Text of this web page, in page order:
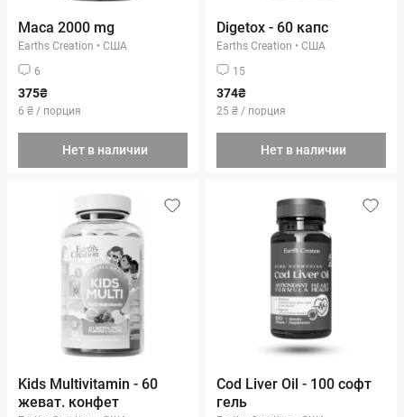
Maca 2000 mg
Earths Creation • США
6
375₴
6 ₴ / порция
Нет в наличии
Digetox - 60 капс
Earths Creation • США
15
374₴
25 ₴ / порция
Нет в наличии
Kids Multivitamin - 60
жеват. конфет
Cod Liver Oil - 100 софт
гель